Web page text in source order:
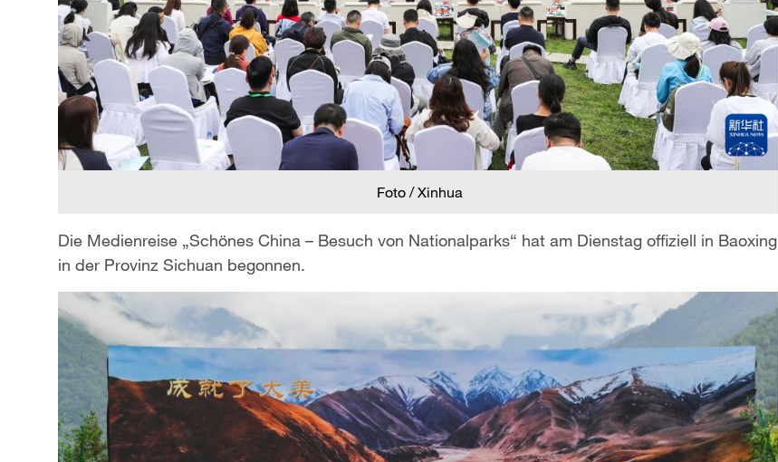
Foto / Xinhua
Die Medienreise „Schönes China – Besuch von Nationalparks“ hat am Dienstag offiziell in Baoxing
in der Provinz Sichuan begonnen.